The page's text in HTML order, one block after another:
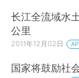
长江全流域水
公里
2011年12月02日
国家将鼓励社